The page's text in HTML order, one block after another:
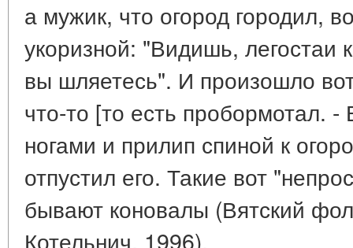
а мужик, что огород городил,
укоризной: "Видишь, легостаи
вы шляетесь". И произошло
что-то [то есть пробормотал.
ногами и прилип спиной к
отпустил его. Такие вот
бывают коновалы (Вятский
Котельнич, 1996).